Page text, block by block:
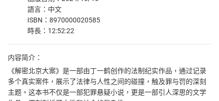
語言：中文
ISBN：8970000020585
時長：12:52:22
内容简介：
《解密北京大案》是一部由丁一鹤创作的法制纪实作品，通过记录
多个真实案件，展示了法律与人性之间的碰撞，触及罪与罚的深刻
主题。这本书不仅是一部犯罪悬疑小说，更是一部引人深思的文学